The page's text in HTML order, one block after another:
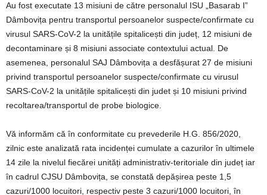
Au fost executate 13 misiuni de către personalul ISU „Basarab I”
Dâmbovița pentru transportul persoanelor suspecte/confirmate cu
virusul SARS-CoV-2 la unitățile spitalicești din județ, 12 misiuni de
decontaminare și 8 misiuni associate contextului actual. De
asemenea, personalul SAJ Dâmbovița a desfășurat 27 de misiuni
privind transportul persoanelor suspecte/confirmate cu virusul
SARS-CoV-2 la unitățile spitalicești din judet și 10 misiuni privind
recoltarea/transportul de probe biologice.
Vă informăm că în conformitate cu prevederile H.G. 856/2020,
zilnic este analizată rata incidenței cumulate a cazurilor în ultimele
14 zile la nivelul fiecărei unități administrativ-teritoriale din județ iar
în cadrul CJSU Dâmbovița, se constată depășirea peste 1,5
cazuri/1000 locuitori, respectiv peste 3 cazuri/1000 locuitori, în